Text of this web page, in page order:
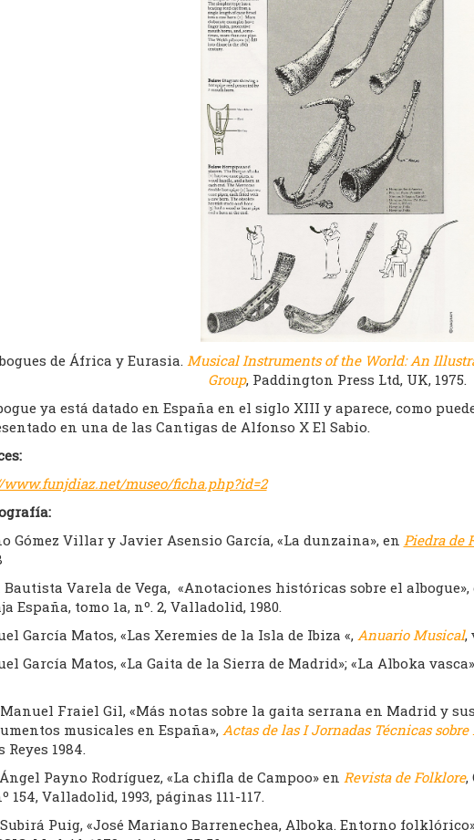
de África y Eurasia.Musical Instruments of the World: An
Group, Paddington Press Ltd, UK, 1975.
ya está datado en España en el siglo XIII y aparece, como
en una de las Cantigas de Alfonso X El Sabio.
museo/ficha.php?id=2
Gómez Villar y Javier Asensio García, «La dunzaina», en Piedra de
Varela de Vega, «Anotaciones históricas sobre el albogue»,
España, tomo 1a, nº. 2, Valladolid, 1980.
García Matos, «Las Xeremies de la Isla de Ibiza «, Anuario Musical,
García Matos, «La Gaita de la Sierra de Madrid»; «La Alboka
Fraiel Gil, «Más notas sobre la gaita serrana en Madrid y
musicales en España», Actas de las I Jornadas Técnicas
Reyes 1984.
Payno Rodríguez, «La chifla de Campoo» en Revista de Folklore,
154, Valladolid, 1993, páginas 111-117.
Puig, «José Mariano Barrenechea, Alboka. Entorno